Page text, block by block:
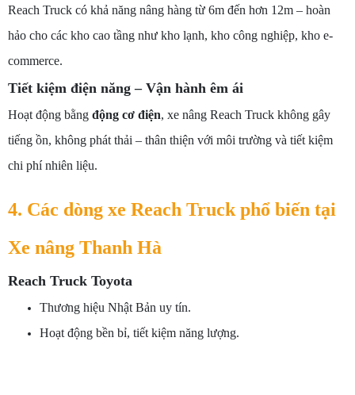
Reach Truck có khả năng nâng hàng từ 6m đến hơn 12m – hoàn
hảo cho các kho cao tầng như kho lạnh, kho công nghiệp, kho e-
commerce.
Tiết kiệm điện năng – Vận hành êm ái
Hoạt động bằng động cơ điện, xe nâng Reach Truck không gây
tiếng ồn, không phát thải – thân thiện với môi trường và tiết kiệm
chi phí nhiên liệu.
4. Các dòng xe Reach Truck phổ biến tại
Xe nâng Thanh Hà
Reach Truck Toyota
Thương hiệu Nhật Bản uy tín.
Hoạt động bền bỉ, tiết kiệm năng lượng.